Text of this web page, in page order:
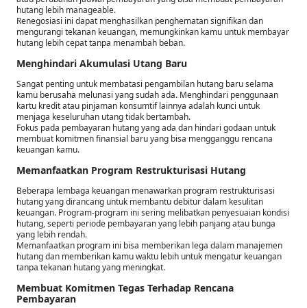
hutang lebih manageable.
Renegosiasi ini dapat menghasilkan penghematan signifikan dan
mengurangi tekanan keuangan, memungkinkan kamu untuk membayar
hutang lebih cepat tanpa menambah beban.
Menghindari Akumulasi Utang Baru
Sangat penting untuk membatasi pengambilan hutang baru selama
kamu berusaha melunasi yang sudah ada. Menghindari penggunaan
kartu kredit atau pinjaman konsumtif lainnya adalah kunci untuk
menjaga keseluruhan utang tidak bertambah.
Fokus pada pembayaran hutang yang ada dan hindari godaan untuk
membuat komitmen finansial baru yang bisa mengganggu rencana
keuangan kamu.
Memanfaatkan Program Restrukturisasi Hutang
Beberapa lembaga keuangan menawarkan program restrukturisasi
hutang yang dirancang untuk membantu debitur dalam kesulitan
keuangan. Program-program ini sering melibatkan penyesuaian kondisi
hutang, seperti periode pembayaran yang lebih panjang atau bunga
yang lebih rendah.
Memanfaatkan program ini bisa memberikan lega dalam manajemen
hutang dan memberikan kamu waktu lebih untuk mengatur keuangan
tanpa tekanan hutang yang meningkat.
Membuat Komitmen Tegas Terhadap Rencana
Pembayaran